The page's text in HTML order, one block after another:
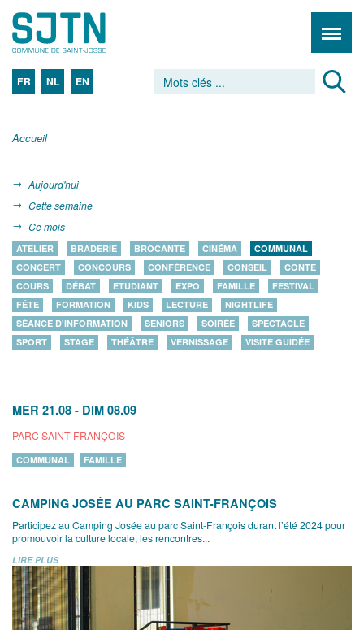
FR NL EN
Accueil
Aujourd'hui
Cette semaine
Ce mois
ATELIER BRADERIE BROCANTE CINÉMA
COMMUNAL
CONCERT
CONCOURS CONFÉRENCE CONSEIL
CONTE
COURS
DÉBAT ETUDIANT EXPO FAMILLE
FESTIVAL
FÊTE
FORMATION KIDS LECTURE
NIGHTLIFE
SÉANCE D'INFORMATION
SENIORS SOIRÉE
SPECTACLE
SPORT
STAGE THÉÂTRE VERNISSAGE VISITE GUIDÉE
MER 21.08 - DIM 08.09
PARC SAINT-FRANÇOIS
COMMUNAL FAMILLE
CAMPING JOSÉE AU PARC SAINT-FRANÇOIS
Participez au Camping Josée au parc Saint-François durant l’été 2024 pour
promouvoir la culture locale, les rencontres...
LIRE PLUS